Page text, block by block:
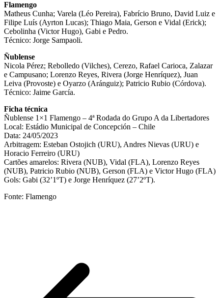
Flamengo
Matheus Cunha; Varela (Léo Pereira), Fabrício Bruno, David Luiz e
Filipe Luís (Ayrton Lucas); Thiago Maia, Gerson e Vidal (Erick);
Cebolinha (Victor Hugo), Gabi e Pedro.
Técnico: Jorge Sampaoli.
Ñublense
Nicola Pérez; Rebolledo (Vilches), Cerezo, Rafael Carioca, Zalazar
e Campusano; Lorenzo Reyes, Rivera (Jorge Henríquez), Juan
Leiva (Provoste) e Oyarzo (Aránguiz); Patricio Rubio (Córdova).
Técnico: Jaime García.
Ficha técnica
Ñublense 1×1 Flamengo – 4ª Rodada do Grupo A da Libertadores
Local: Estádio Municipal de Concepción – Chile
Data: 24/05/2023
Arbitragem: Esteban Ostojich (URU), Andres Nievas (URU) e
Horacio Ferreiro (URU)
Cartões amarelos: Rivera (NUB), Vidal (FLA), Lorenzo Reyes
(NUB), Patricio Rubio (NUB), Gerson (FLA) e Victor Hugo (FLA)
Gols: Gabi (32’1ºT) e Jorge Henríquez (27’2ºT).
Fonte: Flamengo